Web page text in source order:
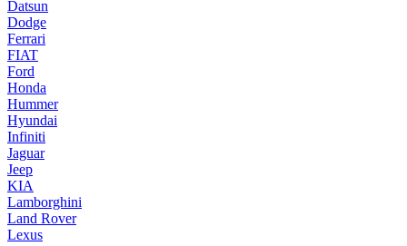
Datsun
Dodge
Ferrari
FIAT
Ford
Honda
Hummer
Hyundai
Infiniti
Jaguar
Jeep
KIA
Lamborghini
Land Rover
Lexus